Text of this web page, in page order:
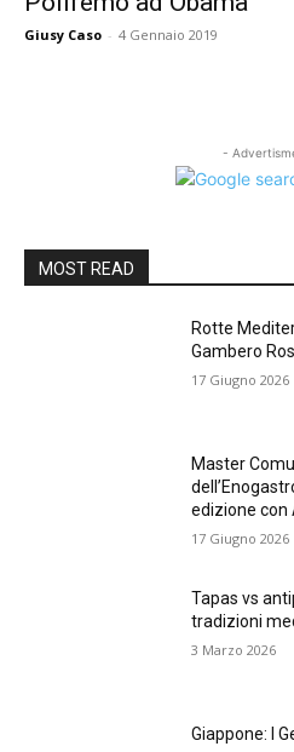
Giusy Caso - 4 Gennaio 2019
-
MOST READ
Rotte
Gambero
17 Giugno 2026
Master
edizione con
17 Giugno 2026
Tapas vs
tradizioni
3 Marzo 2026
Giappone: I